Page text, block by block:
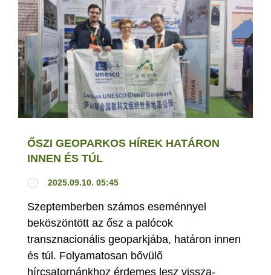
ŐSZI GEOPARKOS HÍREK HATÁRON
INNEN ÉS TÚL
2025.09.10. 05:45
Szeptemberben számos eseménnyel
beköszöntött az ősz a palócok
transznacionális geoparkjába, határon innen
és túl. Folyamatosan bővülő
hírcsatornánkhoz érdemes lesz vissza-